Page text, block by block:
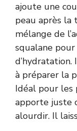
ajoute une
peau après la
mélange de
squalane
à préparer la
Idéal pour les
apporte juste
alourdir. Il